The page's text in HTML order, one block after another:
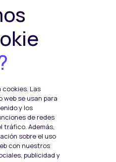
cookies. Las
se usan para
y los
de redes
tráfico. Además,
sobre el uso
con nuestros
publicidad y